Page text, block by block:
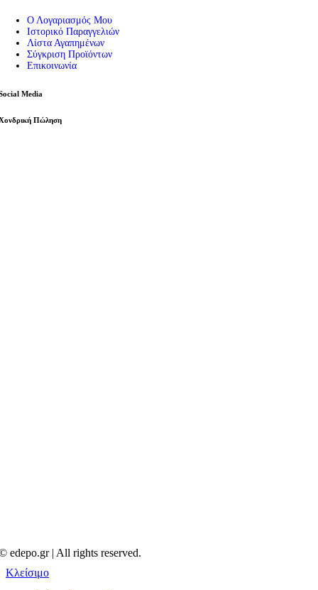
Ο Λογαριασμός Μου
Ιστορικό Παραγγελιών
Λίστα Αγαπημένων
Σύγκριση Προϊόντων
Επικοινωνία
Media
Πώληση
edepo.gr | All rights reserved.
Κλείσιμο